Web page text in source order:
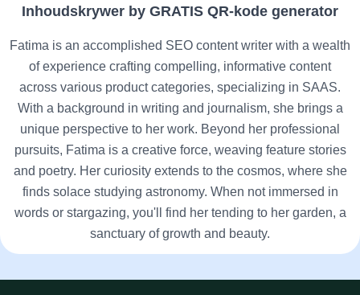
Inhoudskrywer by GRATIS QR-kode generator
Fatima is an accomplished SEO content writer with a wealth
of experience crafting compelling, informative content
across various product categories, specializing in SAAS.
With a background in writing and journalism, she brings a
unique perspective to her work. Beyond her professional
pursuits, Fatima is a creative force, weaving feature stories
and poetry. Her curiosity extends to the cosmos, where she
finds solace studying astronomy. When not immersed in
words or stargazing, you'll find her tending to her garden, a
sanctuary of growth and beauty.